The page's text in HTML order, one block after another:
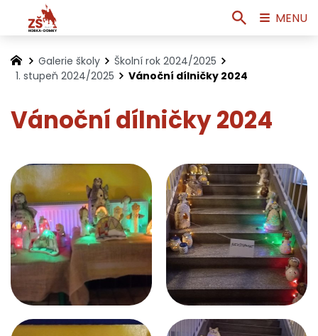
Galerie školy
Školní rok 2024/2025
1. stupeň 2024/2025
Vánoční dílničky 2024
Vánoční dílničky 2024
MENU